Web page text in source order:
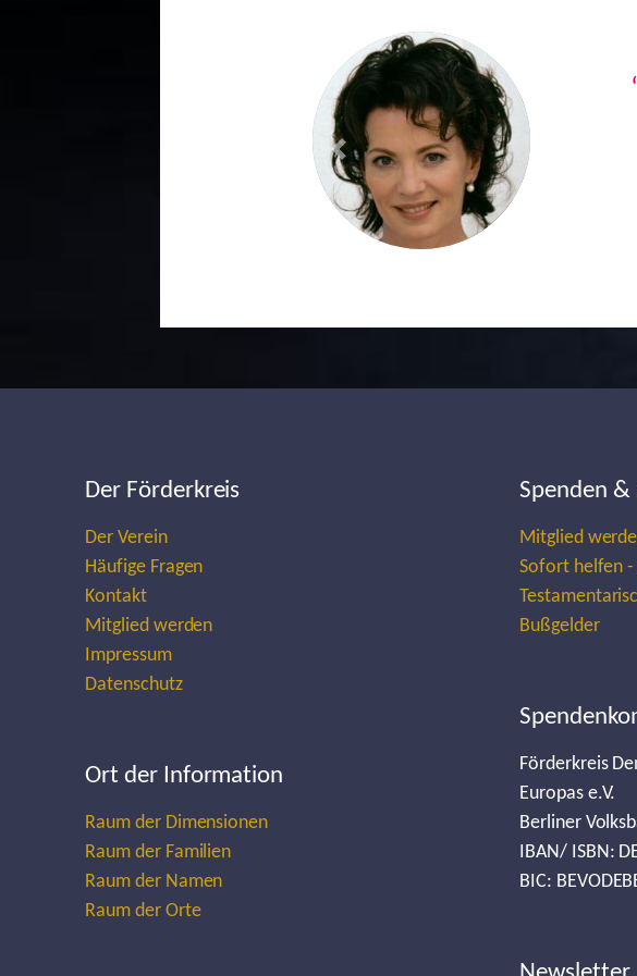
Previous
Der Förderkreis
Der Verein
Häufige Fragen
Kontakt
Mitglied werden
Impressum
Datenschutz
Ort der Information
Raum der Dimensionen
Raum der Familien
Raum der Namen
Raum der Orte
Spenden
Mitglied
Sofort helfen -
Bußgelder
Förderkreis
Europas e.V.
Berliner
IBAN/ ISBN:
BIC: